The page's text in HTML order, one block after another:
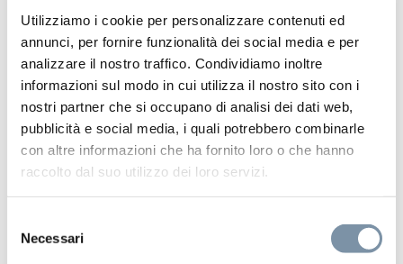
Utilizziamo i cookie per personalizzare contenuti ed
annunci, per fornire funzionalità dei social media e per
analizzare il nostro traffico. Condividiamo inoltre
informazioni sul modo in cui utilizza il nostro sito con i
nostri partner che si occupano di analisi dei dati web,
pubblicità e social media, i quali potrebbero combinarle
con altre informazioni che ha fornito loro o che hanno
raccolto dal suo utilizzo dei loro servizi.
delNecessari
RU203 C